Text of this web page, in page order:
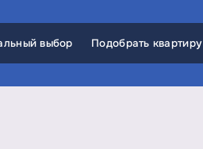
выбор Подобрать квартиру